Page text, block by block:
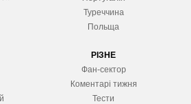
Туреччина
Польща
РІЗНЕ
Фан-сектор
Коментарі тижня
Тести